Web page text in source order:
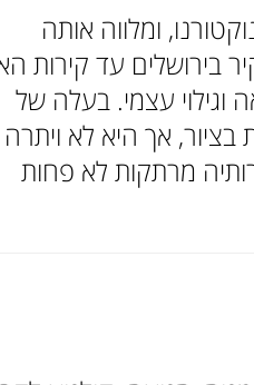
ומלווה אותה
בירושלים עד קירות
וגילוי עצמי. בעלה של
אך היא לא
מרתקות לא פחות